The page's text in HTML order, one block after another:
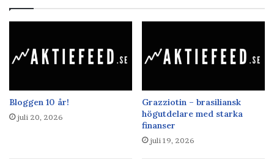
Bloggen 10 år!
juli 20, 2026
Grazziotin – brasiliansk
högutdelare med starka
finanser
juli 19, 2026